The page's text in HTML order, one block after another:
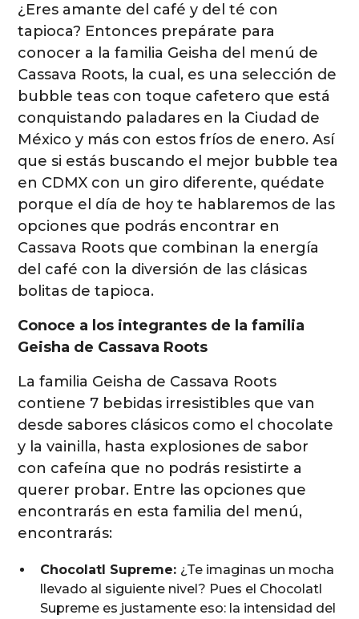
¿Eres amante del café y del té con
tapioca? Entonces prepárate para
conocer a la familia Geisha del menú de
Cassava Roots, la cual, es una selección de
bubble teas con toque cafetero que está
conquistando paladares en la Ciudad de
México y más con estos fríos de enero. Así
que si estás buscando el mejor bubble tea
en CDMX con un giro diferente, quédate
porque el día de hoy te hablaremos de las
opciones que podrás encontrar en
Cassava Roots que combinan la energía
del café con la diversión de las clásicas
bolitas de tapioca.
Conoce a los integrantes de la familia
Geisha de Cassava Roots
La familia Geisha de Cassava Roots
contiene 7 bebidas irresistibles que van
desde sabores clásicos como el chocolate
y la vainilla, hasta explosiones de sabor
con cafeína que no podrás resistirte a
querer probar. Entre las opciones que
encontrarás en esta familia del menú,
encontrarás:
Chocolatl Supreme: ¿Te imaginas un mocha
llevado al siguiente nivel? Pues el Chocolatl
Supreme es justamente eso: la intensidad del